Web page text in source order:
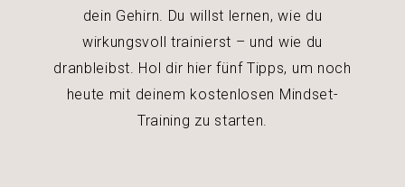
dein Gehirn. Du willst lernen, wie du
wirkungsvoll trainierst – und wie du
dranbleibst. Hol dir hier fünf Tipps, um noch
heute mit deinem kostenlosen Mindset-
Training zu starten.